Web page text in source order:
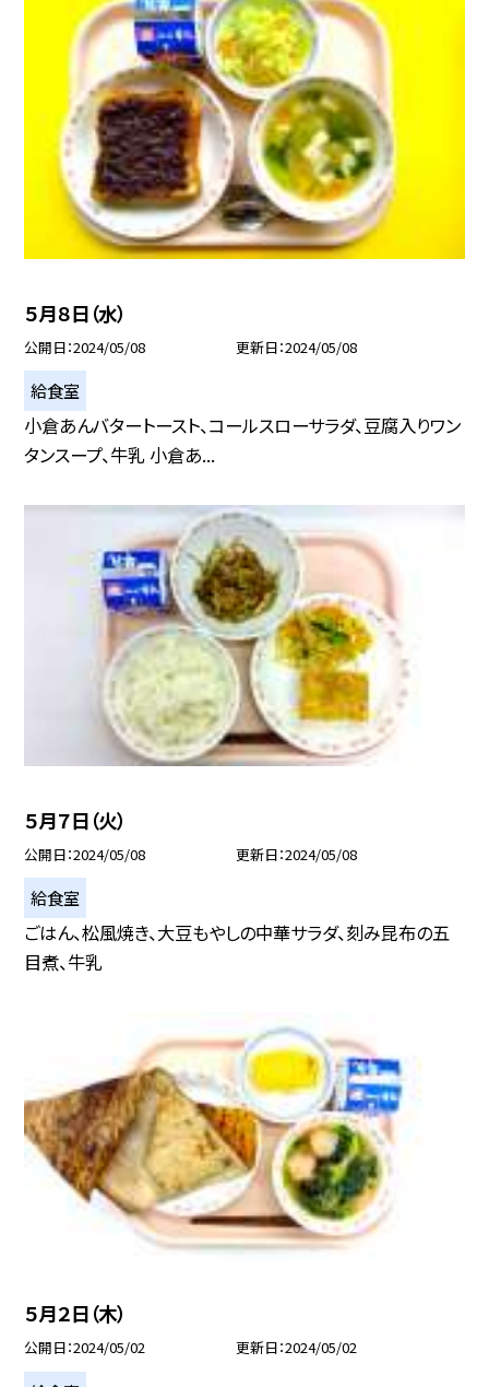
５月８日（水）
公開日 2024/05/08 更新日 2024/05/08
給食室
小倉あんバタートースト、コールスローサラダ、豆腐入りワン
タンスープ、牛乳 小倉あ...
５月７日（火）
公開日 2024/05/08 更新日 2024/05/08
給食室
ごはん、松風焼き、大豆もやしの中華サラダ、刻み昆布の五
目煮、牛乳
５月２日（木）
公開日 2024/05/02 更新日 2024/05/02